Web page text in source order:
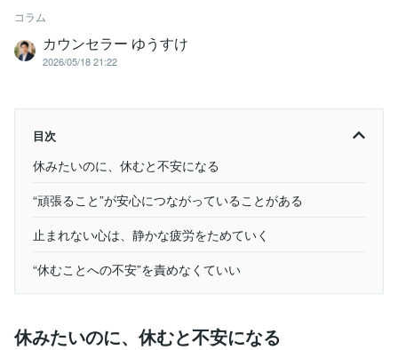
コラム
カウンセラー ゆうすけ
2026/05/18 21:22
目次
休みたいのに、休むと不安になる
“頑張ること”が安心につながっていることがある
止まれない心は、静かな疲労をためていく
“休むことへの不安”を責めなくていい
休みたいのに、休むと不安になる